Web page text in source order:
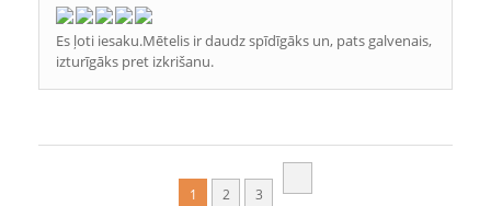
Es ļoti iesaku.Mētelis ir daudz spīdīgāks un, pats galvenais,
izturīgāks pret izkrišanu.
1 2 3